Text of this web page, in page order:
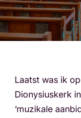
Laatst was ik
Dionysiuskerk
‘muzikale